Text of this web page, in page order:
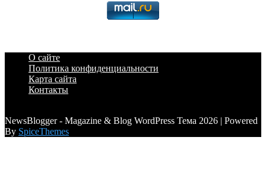
О сайте
Политика конфиденциальности
Карта сайта
Контакты
NewsBlogger - Magazine & Blog WordPress Тема 2026 | Powered
By SpiceThemes